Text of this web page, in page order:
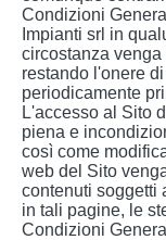
Condizioni
Impianti srl in
circostanza
restando l'onere
periodicamente
L'accesso al Sito
piena e
così come
web del Sito
contenuti soggetti
in tali pagine, le
Condizioni